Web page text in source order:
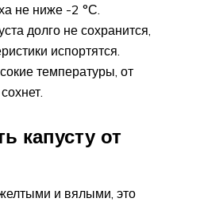
не ниже -2 °С.
долго не сохранится,
испортятся.
температуры, от
капусту от
и вялыми, это